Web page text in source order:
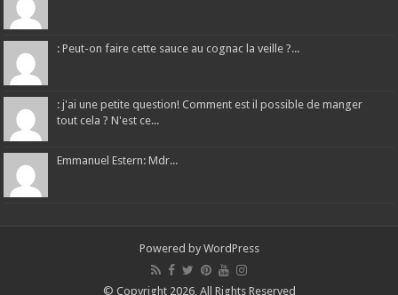
: Peut-on faire cette sauce au cognac la veille ?...
: j'ai une petite question! Comment est il possible de manger
tout cela ? N'est ce...
Emmanuel Estern: Mdr...
Powered by WordPress
© Copyright 2026, All Rights Reserved